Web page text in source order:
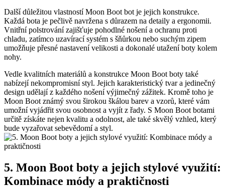
Další důležitou vlastností Moon Boot bot je jejich ⁤konstrukce. ​
Každá bota je pečlivě navržena ⁢s důrazem ⁢na detaily a ⁤ergonomii.
Vnitřní polstrování zajišťuje pohodlné‌ nošení⁣ a ochranu proti‍
chladu, zatímco uzavírací systém s šňůrkou nebo suchým ‍zipem
umožňuje ‍přesné ⁣nastavení ​velikosti a⁣ dokonalé utažení boty kolem⁢
nohy.
Vedle kvalitních ⁢materiálů a konstrukce Moon Boot boty také
nabízejí nekompromisní‍ styl. Jejich karakteristický tvar a jedinečný
design udělají z každého nošení výjimečný zážitek. Kromě toho je
⁤Moon Boot známý svou širokou škálou barev a vzorů,​ které vám
umožní ⁢vyjádřit svou⁣ osobnost a vyjít‍ z řady. S ⁢Moon Boot botami
určitě získáte nejen kvalitu a odolnost,‌ ale také skvělý vzhled, který
⁤bude ⁣vyzařovat sebevědomí ‍a styl.
5. Moon Boot boty⁢ a jejich stylové‌ využití:
Kombinace módy a praktičnosti